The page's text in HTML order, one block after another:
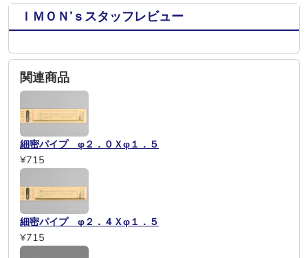
ＩＭＯＮ’ｓスタッフレビュー
関連商品
細密パイプ φ２．０Ｘφ１．５
¥715
細密パイプ φ２．４Ｘφ１．５
¥715